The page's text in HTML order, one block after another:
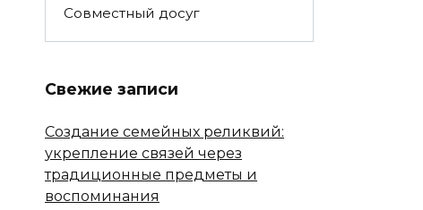
Совместный досуг
Свежие записи
Создание семейных реликвий:
укрепление связей через
традиционные предметы и
воспоминания